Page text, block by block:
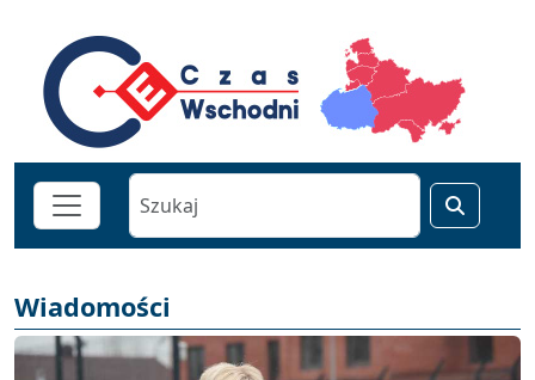
Wiadomości